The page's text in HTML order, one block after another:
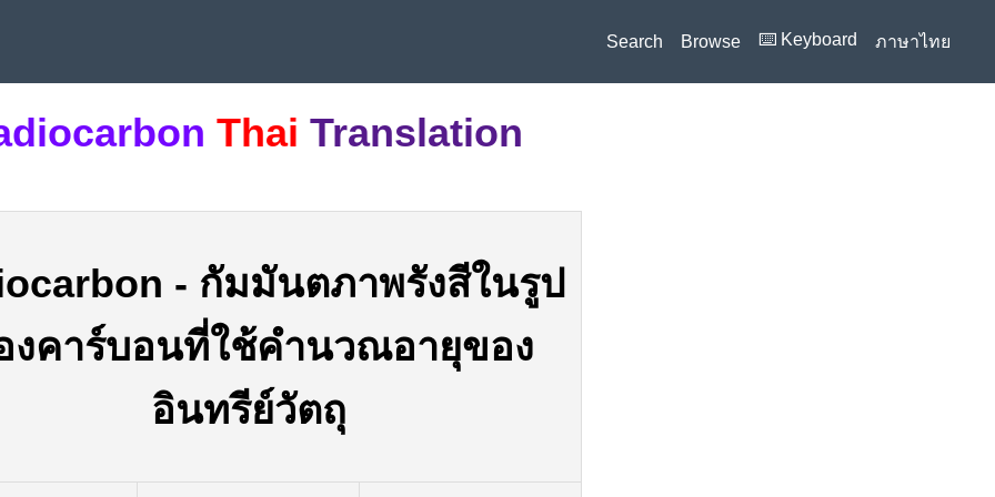
Search Browse ⌨️ Keyboard ภาษาไทย
Thai Translation
- กัมมันตภาพรังสีในรูป
งคาร์บอนที่ใช้คำนวณอายุของ
อินทรีย์วัตถุ